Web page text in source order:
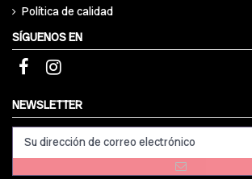
Política de calidad
SÍGUENOS EN
NEWSLETTER